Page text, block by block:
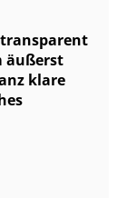
äußerst
klare